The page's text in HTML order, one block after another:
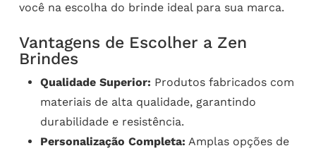
você na escolha do brinde ideal para sua marca.
Vantagens de Escolher a Zen
Brindes
Qualidade Superior: Produtos fabricados com
materiais de alta qualidade, garantindo
durabilidade e resistência.
Personalização Completa: Amplas opções de